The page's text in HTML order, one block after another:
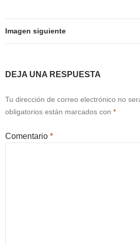
Imagen siguiente
DEJA UNA RESPUESTA
Tu dirección de correo electrónico no
obligatorios están marcados con *
Comentario *